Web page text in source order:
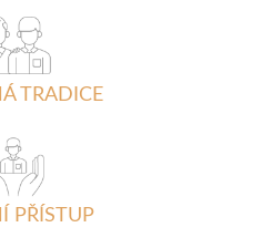
TRADICE
PŘÍSTUP